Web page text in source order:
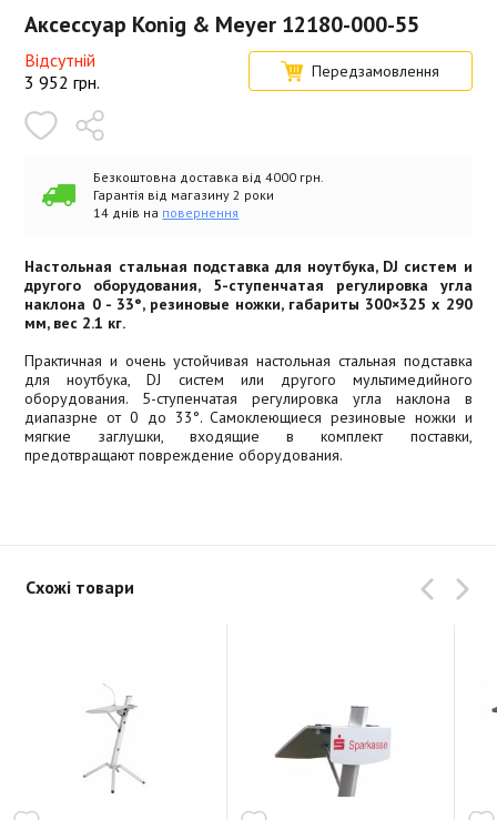
Аксессуар Konig & Meyer 12180-000-55
Відсутній
3 952 грн. Передзамовлення
Безкоштовна доставка від 4000 грн.
Гарантія від магазину 2 роки
14 днів на повернення
Настольная стальная подставка для ноутбука, DJ систем и
другого оборудования, 5-ступенчатая регулировка угла
наклона 0 - 33°, резиновые ножки, габариты 300×325 x 290
мм, вес 2.1 кг.
Практичная и очень устойчивая настольная стальная подставка
для ноутбука, DJ систем или другого мультимедийного
оборудования. 5-ступенчатая регулировка угла наклона в
диапазрне от 0 до 33°. Самоклеющиеся резиновые ножки и
мягкие заглушки, входящие в комплект поставки,
предотвращают повреждение оборудования.
Схожі товари